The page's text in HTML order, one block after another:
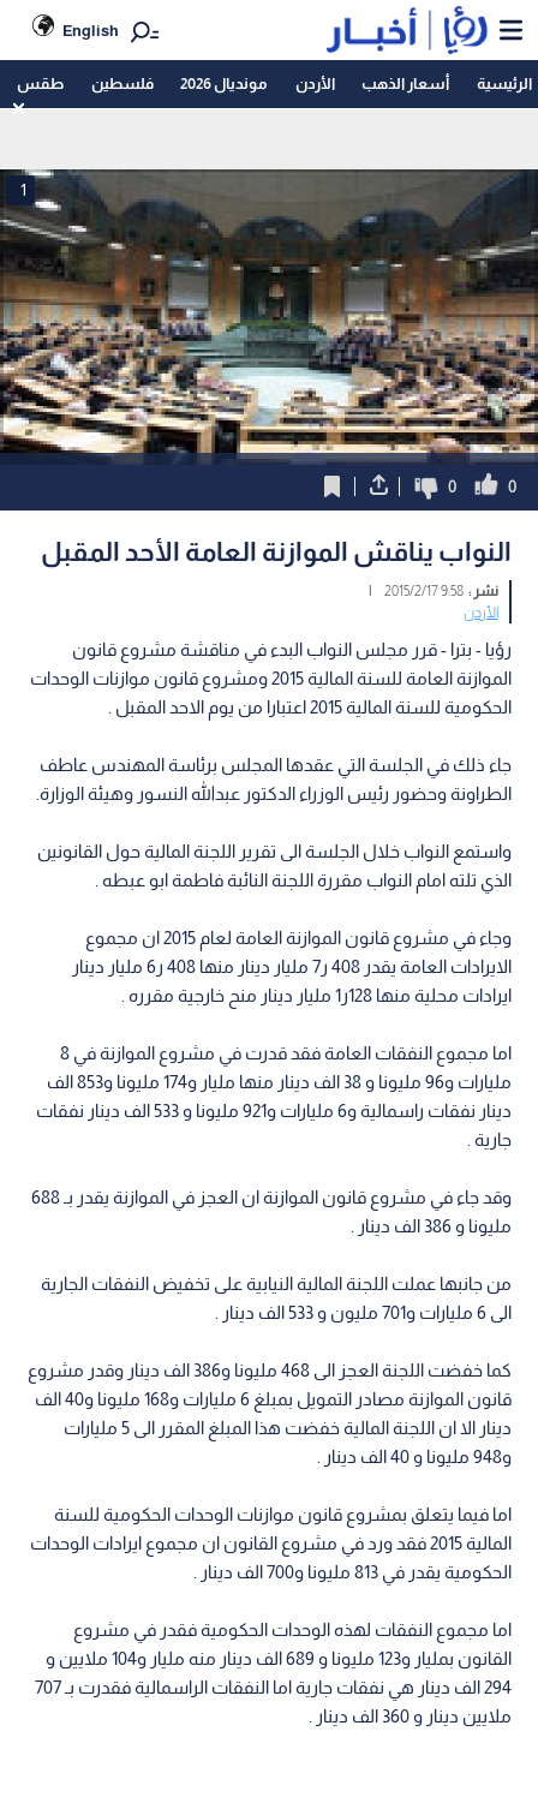
English
الرئيسية أسعار الذهب الأردن مونديال 2026 فلسطين طقس
1
0
0
النواب يناقش الموازنة العامة الأحد المقبل
نشر :9:58 2015/2/17
|
الأردن
رؤيا - بترا - قرر مجلس النواب البدء في مناقشة مشروع قانون
الموازنة العامة للسنة المالية 2015 ومشروع قانون موازنات الوحدات
الحكومية للسنة المالية 2015 اعتبارا من يوم الاحد المقبل .
جاء ذلك في الجلسة التي عقدها المجلس برئاسة المهندس عاطف
الطراونة وحضور رئيس الوزراء الدكتور عبدالله النسور وهيئة الوزارة.
واستمع النواب خلال الجلسة الى تقرير اللجنة المالية حول القانونين
الذي تلته امام النواب مقررة اللجنة النائبة فاطمة ابو عبطه .
وجاء في مشروع قانون الموازنة العامة لعام 2015 ان مجموع
الايرادات العامة يقدر 408 ر7 مليار دينار منها 408 ر6 مليار دينار
ايرادات محلية منها 128ر1 مليار دينار منح خارجية مقرره .
اما مجموع النفقات العامة فقد قدرت في مشروع الموازنة في 8
مليارات و96 مليونا و 38 الف دينار منها مليار و174 مليونا و853 الف
دينار نفقات راسمالية و6 مليارات و921 مليونا و 533 الف دينار نفقات
جارية .
وقد جاء في مشروع قانون الموازنة ان العجز في الموازنة يقدر بـ 688
مليونا و 386 الف دينار .
من جانبها عملت اللجنة المالية النيابية على تخفيض النفقات الجارية
الى 6 مليارات و701 مليون و 533 الف دينار .
كما خفضت اللجنة العجز الى 468 مليونا و386 الف دينار وقدر مشروع
قانون الموازنة مصادر التمويل بمبلغ 6 مليارات و168 مليونا و40 الف
دينار الا ان اللجنة المالية خفضت هذا المبلغ المقرر الى 5 مليارات
و948 مليونا و 40 الف دينار .
اما فيما يتعلق بمشروع قانون موازنات الوحدات الحكومية للسنة
المالية 2015 فقد ورد في مشروع القانون ان مجموع ايرادات الوحدات
الحكومية يقدر في 813 مليونا و700 الف دينار .
اما مجموع النفقات لهذه الوحدات الحكومية فقدر في مشروع
القانون بمليار و123 مليونا و 689 الف دينار منه مليار و104 ملايين و
294 الف دينار هي نفقات جارية اما النفقات الراسمالية فقدرت بـ 707
ملايين دينار و 360 الف دينار .